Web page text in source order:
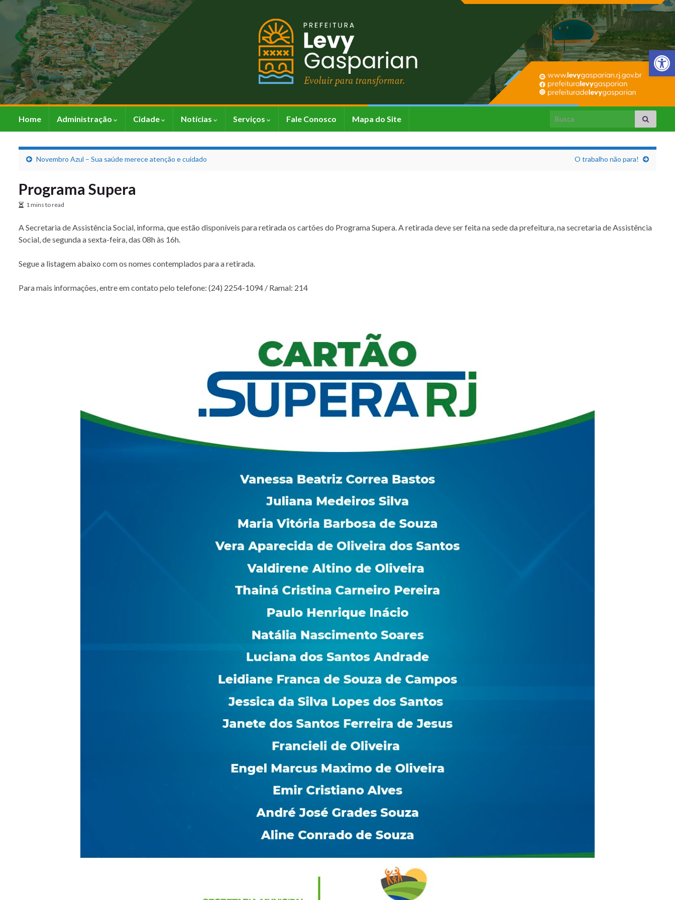
Barra de
Home Administração Cidade Notícias Serviços Fale Conosco Mapa do Site Search for:
Novembro Azul – Sua saúde merece atenção e cuidado O trabalho não para!
Programa Supera
1 mins to read
A Secretaria de Assistência Social, informa, que estão disponíveis para retirada os cartões do Programa Supera. A retirada deve ser feita na sede da prefeitura, na secretaria de Assistência
Social, de segunda a sexta-feira, das 08h às 16h.
Segue a listagem abaixo com os nomes contemplados para a retirada.
Para mais informações, entre em contato pelo telefone: (24) 2254-1094 / Ramal: 214